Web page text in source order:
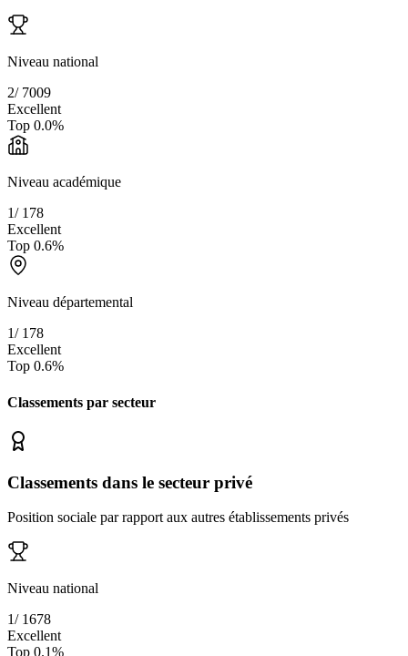
Niveau national
2/ 7009
Excellent
Top 0.0%
Niveau académique
1/ 178
Excellent
Top 0.6%
Niveau départemental
1/ 178
Excellent
Top 0.6%
Classements par secteur
Classements dans le secteur privé
Position sociale par rapport aux autres établissements privés
Niveau national
1/ 1678
Excellent
Top 0.1%